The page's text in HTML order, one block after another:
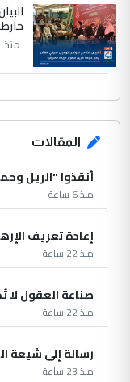
منذ 4 ساعة
المقالات
أنقذوا "الريل
منذ 6 ساعة
إعادة تعريف
منذ 22 ساعة
صناعة العقول لا
منذ 22 ساعة
رسالة إلى شيعة
منذ 23 ساعة